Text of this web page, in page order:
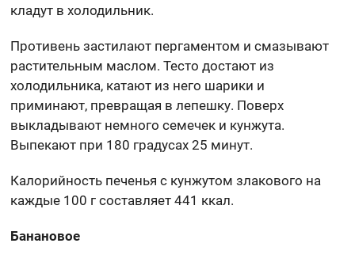
кладут в холодильник.
Противень застилают пергаментом и смазывают
растительным маслом. Тесто достают из
холодильника, катают из него шарики и
приминают, превращая в лепешку. Поверх
выкладывают немного семечек и кунжута.
Выпекают при 180 градусах 25 минут.
Калорийность печенья с кунжутом злакового на
каждые 100 г составляет 441 ккал.
Банановое